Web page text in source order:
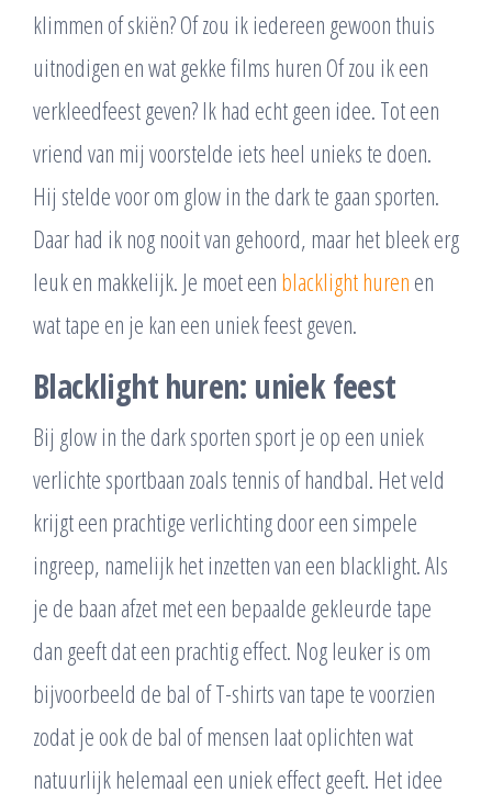
klimmen of skiën? Of zou ik iedereen gewoon thuis
uitnodigen en wat gekke films huren Of zou ik een
verkleedfeest geven? Ik had echt geen idee. Tot een
vriend van mij voorstelde iets heel unieks te doen.
Hij stelde voor om glow in the dark te gaan sporten.
Daar had ik nog nooit van gehoord, maar het bleek erg
leuk en makkelijk. Je moet een blacklight huren en
wat tape en je kan een uniek feest geven.
Blacklight huren: uniek feest
Bij glow in the dark sporten sport je op een uniek
verlichte sportbaan zoals tennis of handbal. Het veld
krijgt een prachtige verlichting door een simpele
ingreep, namelijk het inzetten van een blacklight. Als
je de baan afzet met een bepaalde gekleurde tape
dan geeft dat een prachtig effect. Nog leuker is om
bijvoorbeeld de bal of T-shirts van tape te voorzien
zodat je ook de bal of mensen laat oplichten wat
natuurlijk helemaal een uniek effect geeft. Het idee